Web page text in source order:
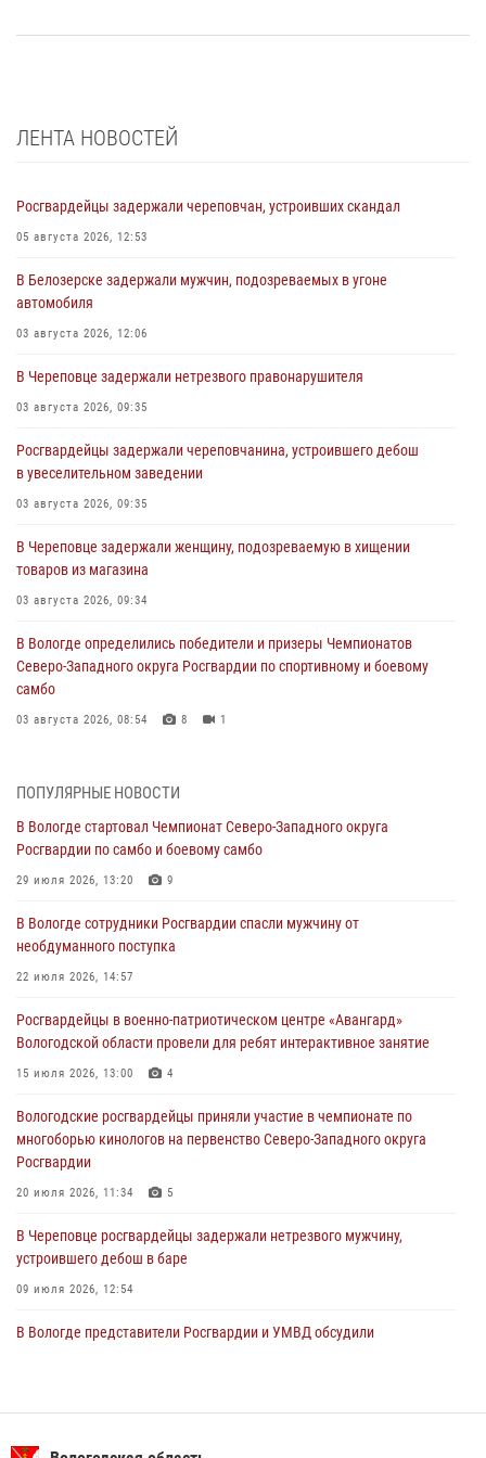
ЛЕНТА НОВОСТЕЙ
Росгвардейцы задержали череповчан, устроивших скандал
05 августа 2026, 12:53
В Белозерске задержали мужчин, подозреваемых в угоне
автомобиля
03 августа 2026, 12:06
В Череповце задержали нетрезвого правонарушителя
03 августа 2026, 09:35
Росгвардейцы задержали череповчанина, устроившего дебош
в увеселительном заведении
03 августа 2026, 09:35
В Череповце задержали женщину, подозреваемую в хищении
товаров из магазина
03 августа 2026, 09:34
В Вологде определились победители и призеры Чемпионатов
Северо-Западного округа Росгвардии по спортивному и боевому
самбо
03 августа 2026, 08:54 8 1
ОХРАНЫ РОСГВАРДИИ В ВОЛОГОДСКОЙ ОБЛАСТИ ЗАДЕРЖАНО 23
02 августа 2026, 10:37
Росгвардейцы в г. Соколе задержали несовершеннолетнего
31 июля 2026, 06:43
В Вологде стартовал Чемпионат Северо-Западного округа
29 июля 2026, 13:20
В Вологде росгвардейцы задержали мужчину, подозреваемого в
29 июля 2026, 09:08
ПОПУЛЯРНЫЕ НОВОСТИ
В Вологде стартовал Чемпионат Северо-Западного округа
Росгвардии по самбо и боевому самбо
29 июля 2026, 13:20 9
В Вологде сотрудники Росгвардии спасли мужчину от
необдуманного поступка
22 июля 2026, 14:57
Росгвардейцы в военно-патриотическом центре «Авангард»
Вологодской области провели для ребят интерактивное занятие
15 июля 2026, 13:00 4
Вологодские росгвардейцы приняли участие в чемпионате по
многоборью кинологов на первенство Северо-Западного округа
Росгвардии
20 июля 2026, 11:34 5
В Череповце росгвардейцы задержали нетрезвого мужчину,
устроившего дебош в баре
09 июля 2026, 12:54
В Вологде представители Росгвардии и УМВД обсудили
стрельбу